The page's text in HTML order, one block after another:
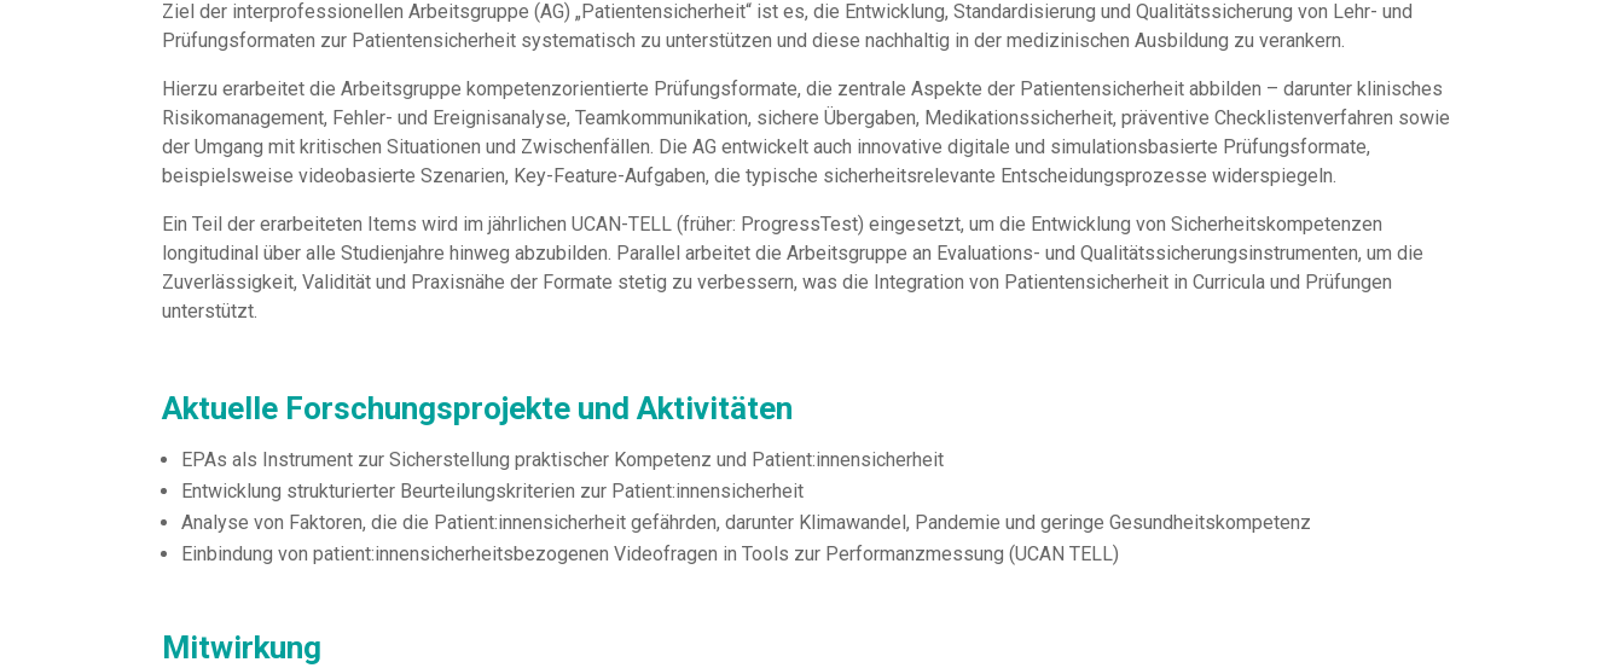
Ziel der interprofessionellen Arbeitsgruppe (AG) „Patientensicherheit“ ist es, die Entwicklung, Standardisierung und Qualitätssicherung von Lehr- und
Prüfungsformaten zur Patientensicherheit systematisch zu unterstützen und diese nachhaltig in der medizinischen Ausbildung zu verankern.
Hierzu erarbeitet die Arbeitsgruppe kompetenzorientierte Prüfungsformate, die zentrale Aspekte der Patientensicherheit abbilden – darunter klinisches
Risikomanagement, Fehler- und Ereignisanalyse, Teamkommunikation, sichere Übergaben, Medikationssicherheit, präventive Checklistenverfahren sowie
der Umgang mit kritischen Situationen und Zwischenfällen. Die AG entwickelt auch innovative digitale und simulationsbasierte Prüfungsformate,
beispielsweise videobasierte Szenarien, Key-Feature-Aufgaben, die typische sicherheitsrelevante Entscheidungsprozesse widerspiegeln.
Ein Teil der erarbeiteten Items wird im jährlichen UCAN-TELL (früher: ProgressTest) eingesetzt, um die Entwicklung von Sicherheitskompetenzen
longitudinal über alle Studienjahre hinweg abzubilden. Parallel arbeitet die Arbeitsgruppe an Evaluations- und Qualitätssicherungsinstrumenten, um die
Zuverlässigkeit, Validität und Praxisnähe der Formate stetig zu verbessern, was die Integration von Patientensicherheit in Curricula und Prüfungen
unterstützt.
Aktuelle Forschungsprojekte und Aktivitäten
EPAs als Instrument zur Sicherstellung praktischer Kompetenz und Patient:innensicherheit
Entwicklung strukturierter Beurteilungskriterien zur Patient:innensicherheit
Analyse von Faktoren, die die Patient:innensicherheit gefährden, darunter Klimawandel, Pandemie und geringe Gesundheitskompetenz
Einbindung von patient:innensicherheitsbezogenen Videofragen in Tools zur Performanzmessung (UCAN TELL)
Mitwirkung